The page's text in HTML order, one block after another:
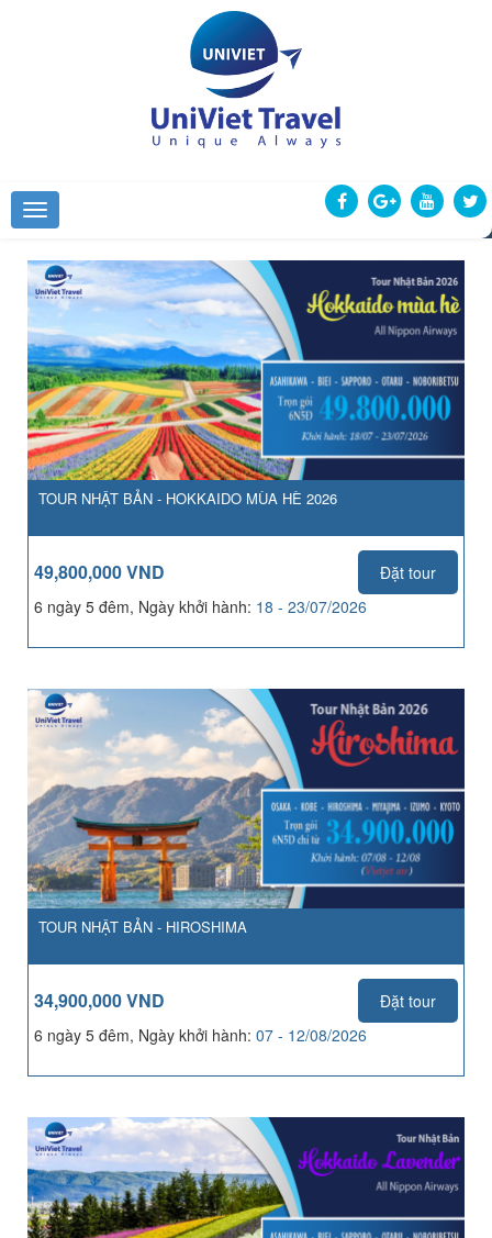
TOUR NHẬT BẢN - HOKKAIDO MÙA HÈ 2026
49,800,000 VND
Đặt tour
6 ngày 5 đêm, Ngày khởi hành: 18 - 23/07/2026
TOUR NHẬT BẢN - HIROSHIMA
34,900,000 VND
Đặt tour
6 ngày 5 đêm, Ngày khởi hành: 07 - 12/08/2026